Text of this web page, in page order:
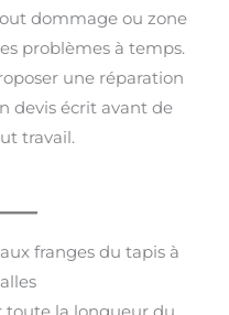
dommage ou zone
problèmes à temps.
une réparation
devis écrit avant de
travail.
franges du tapis à